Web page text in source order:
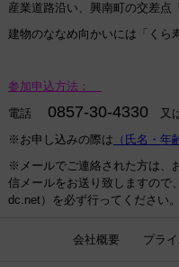
産業道路沿い、興南町の交差点
建物のななめ向かいには「くら
参加申込方法：
電話
0857-30-4330 又
※お申し込みの際は （氏名・年
※メールでご連絡された方は、
信メールをお送り致しますので
dc.net）を必ず行ってください。
会社概要 プラ